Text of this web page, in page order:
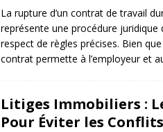
La rupture d’un contrat de travail
représente une procédure juridique
respect de règles précises. Bien
contrat permette à l’employeur et
Litiges Immobiliers :
Pour Éviter les Conflits